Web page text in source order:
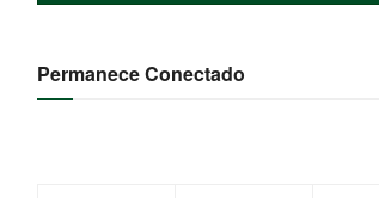
Permanece Conectado